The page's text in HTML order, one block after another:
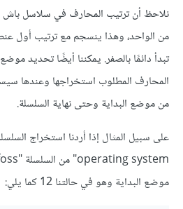
نلاحظ أن ترتيب المحارف في سلاسل باش
من الواحد، وهذا ينسجم مع ترتيب أول
تبدأ دائمًا بالصفر. يمكننا أيضًا تحديد
المحارف المطلوب استخراجها وعندها
من موضع البداية وحتى نهاية السلسلة.
موضع البداية وهو في حالتنا 12 كما يلي: